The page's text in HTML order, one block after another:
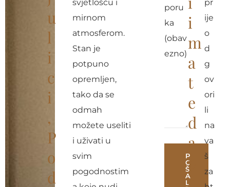
u
l
i
c
i
,
P
o
d
svjetlošću i
mirnom
atmosferom.
Stan je
potpuno
opremljen,
tako da se
odmah
možete useliti
i uživati u
svim
pogodnostim
poru
ka
(obav
ezno)
P
O
Š
A
L
i
m
a
t
e
d
a
p
o
pr
ije
o
d
g
ov
ori
li
na
va
š
za